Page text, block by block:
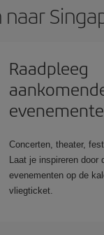
Raadpleeg
Concerten, theater,
Laat je inspireren door
evenementen op de
vliegticket.